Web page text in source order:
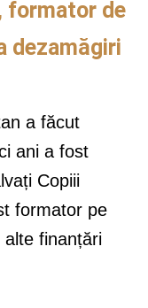
formator de
dezamăgiri
a făcut
ani a fost
Copiii
formator pe
finanțări